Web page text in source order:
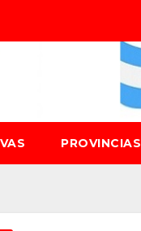
PROVINCIAS